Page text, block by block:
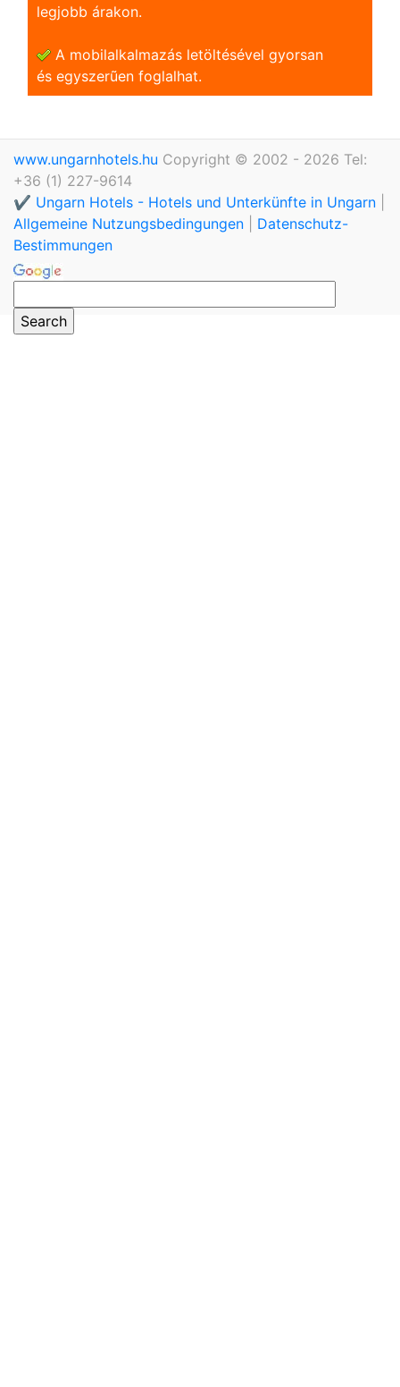
legjobb árakon.
A mobilalkalmazás letöltésével gyorsan
és egyszerũen foglalhat.
www.ungarnhotels.hu Copyright © 2002 - 2026 Tel:
+36 (1) 227-9614
✔️ Ungarn Hotels - Hotels und Unterkünfte in Ungarn
Allgemeine Nutzungsbedingungen
Datenschutz-
Bestimmungen